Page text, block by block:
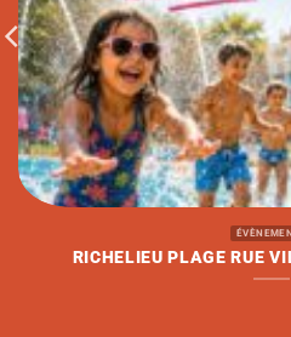
RICHELIEU PLAGE RUE